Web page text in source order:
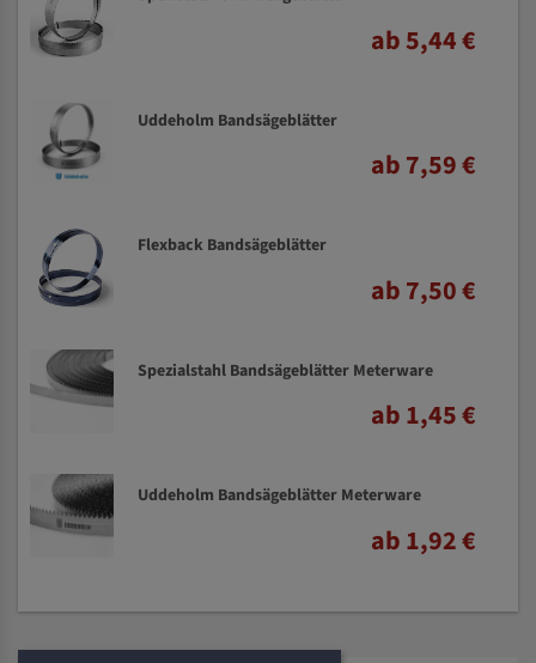
ab 5,44 €
Uddeholm Bandsägeblätter
ab 7,59 €
Flexback Bandsägeblätter
ab 7,50 €
Spezialstahl Bandsägeblätter Meterware
ab 1,45 €
Uddeholm Bandsägeblätter Meterware
ab 1,92 €